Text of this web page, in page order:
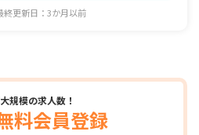
終更新日：3か月以前
規模の求人数！
料会員登録